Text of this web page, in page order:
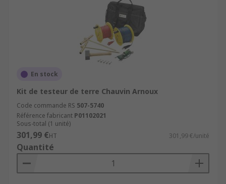
En stock
Kit de testeur de terre Chauvin Arnoux
Code commande RS 507-5740
Référence fabricant P01102021
Sous-total (1 unité)
301,99 €HT 301,99 €/unité
Quantité